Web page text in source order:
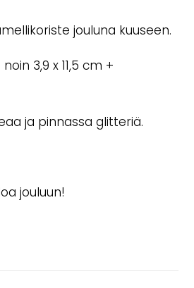
jouluna kuuseen.
3,9 x 11,5 cm +
ja pinnassa glitteriä.
jouluun!